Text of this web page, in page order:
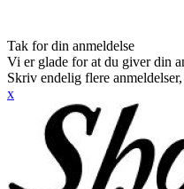
Tak for din anmeldelse
Vi er glade for at du giver din
Skriv endelig flere
x